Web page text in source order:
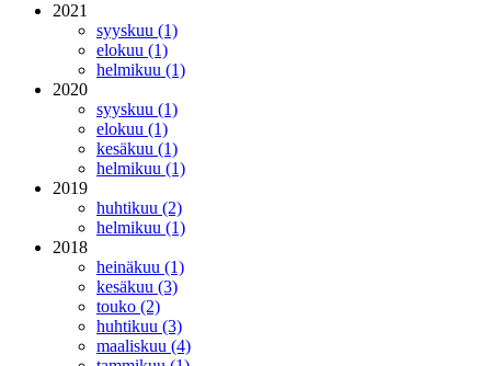
2021
syyskuu (1)
elokuu (1)
helmikuu (1)
2020
syyskuu (1)
elokuu (1)
kesäkuu (1)
helmikuu (1)
2019
huhtikuu (2)
helmikuu (1)
2018
heinäkuu (1)
kesäkuu (3)
touko (2)
huhtikuu (3)
maaliskuu (4)